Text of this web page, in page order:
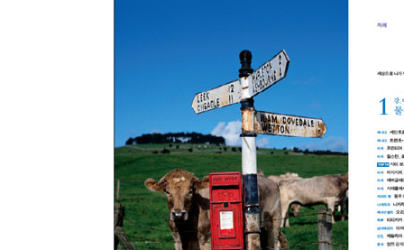
9 _ 위대한 사람들의 발자취를 따라가는 인물 여행
? 찾아보기